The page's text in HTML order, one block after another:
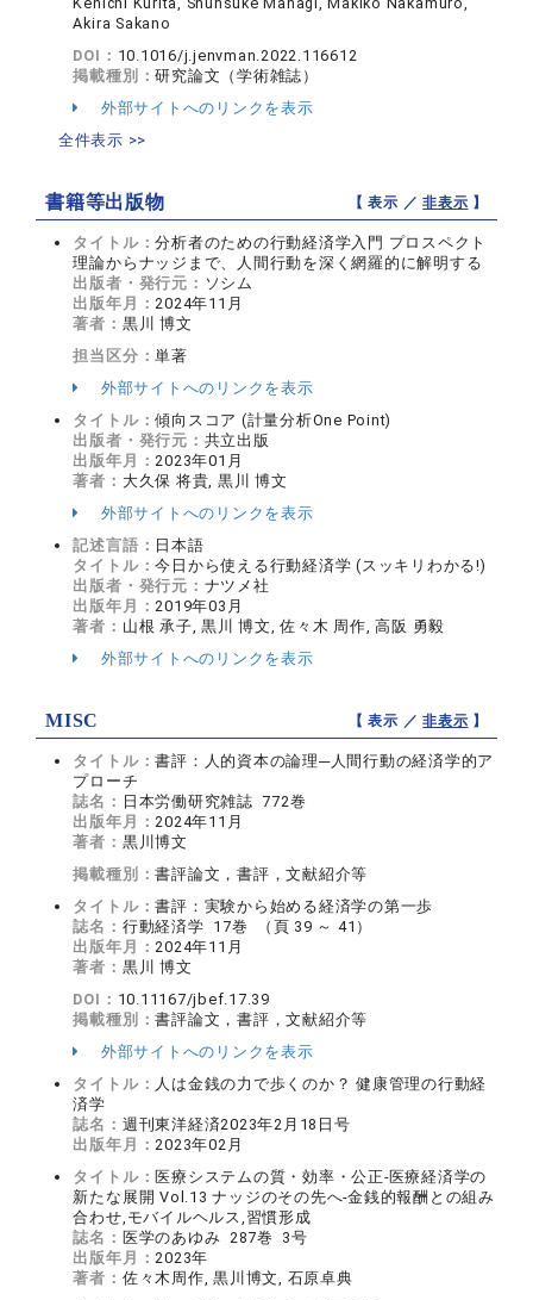
Akira Sakano
DOI： 10.1016/j.jenvman.2022.116612
掲載種別：研究論文（学術雑誌）
外部サイトへのリンクを表示
全件表示 >>
書籍等出版物 【 表示 ／非表示 】
タイトル：分析者のための行動経済学入門 プロスペクト
理論からナッジまで、人間行動を深く網羅的に解明する
出版者・発行元： ソシム
出版年月：2024年11月
著者： 黒川 博文
担当区分：単著
外部サイトへのリンクを表示
タイトル：傾向スコア (計量分析One Point)
出版者・発行元： 共立出版
出版年月：2023年01月
著者： 大久保 将貴, 黒川 博文
外部サイトへのリンクを表示
記述言語： 日本語
タイトル：今日から使える行動経済学 (スッキリわかる!)
出版者・発行元： ナツメ社
出版年月：2019年03月
著者： 山根 承子, 黒川 博文, 佐々木 周作, 高阪 勇毅
外部サイトへのリンクを表示
MISC 【 表示 ／非表示 】
タイトル：書評：人的資本の論理─人間行動の経済学的ア
プローチ
誌名： 日本労働研究雑誌 772巻
出版年月：2024年11月
著者： 黒川博文
掲載種別：書評論文，書評，文献紹介等
タイトル：書評：実験から始める経済学の第一歩
誌名： 行動経済学 17巻 （頁 39 ～ 41）
出版年月：2024年11月
著者： 黒川 博文
DOI： 10.11167/jbef.17.39
掲載種別：書評論文，書評，文献紹介等
外部サイトへのリンクを表示
タイトル： 人は金銭の力で歩くのか？ 健康管理の行動経
済学
誌名： 週刊東洋経済2023年2月18日号
出版年月：2023年02月
タイトル： 医療システムの質・効率・公正-医療経済学の
新たな展開 Vol.13 ナッジのその先へ-金銭的報酬との組み
合わせ,モバイルヘルス,習慣形成
誌名： 医学のあゆみ 287巻 3号
出版年月：2023年
著者： 佐々木周作, 黒川博文, 石原卓典